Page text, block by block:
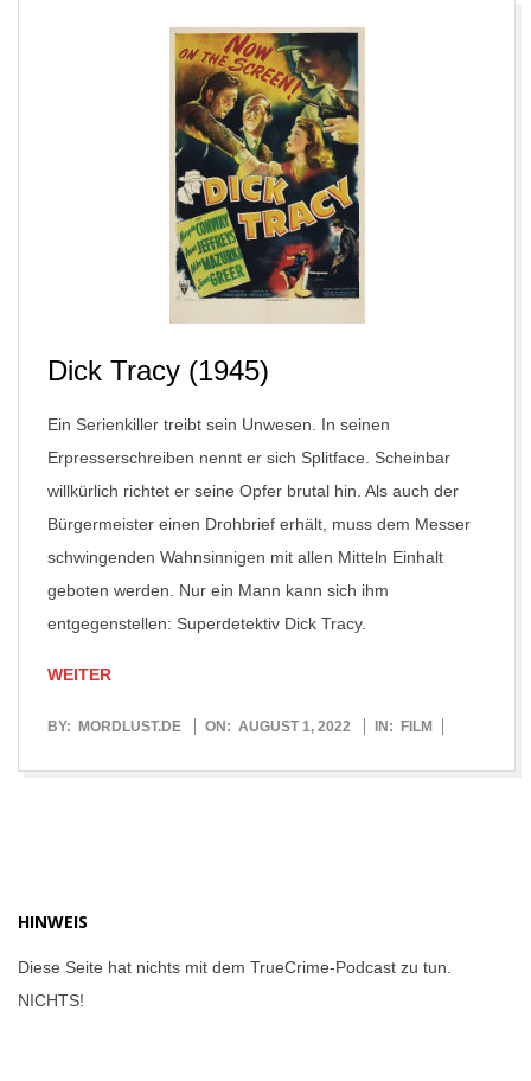
Dick Tracy (1945)
Ein Serienkiller treibt sein Unwesen. In seinen
Erpresserschreiben nennt er sich Splitface. Scheinbar
willkürlich richtet er seine Opfer brutal hin. Als auch der
Bürgermeister einen Drohbrief erhält, muss dem Messer
schwingenden Wahnsinnigen mit allen Mitteln Einhalt
geboten werden. Nur ein Mann kann sich ihm
entgegenstellen: Superdetektiv Dick Tracy.
WEITER
2022-
BY: MORDLUST.DE ON: AUGUST 1, 2022 IN: FILM
HINWEIS
Diese Seite hat nichts mit dem TrueCrime-Podcast zu tun.
NICHTS!